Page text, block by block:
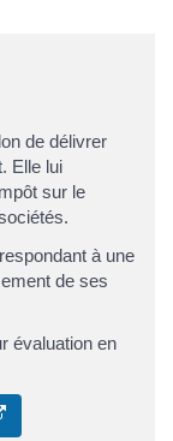
de délivrer
Elle lui
sur le
à une
de ses
évaluation en